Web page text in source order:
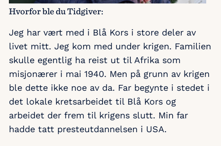
Hvorfor ble du Tidgiver:
Jeg har vært med i Blå Kors i store deler av
livet mitt. Jeg kom med under krigen. Familien
skulle egentlig ha reist ut til Afrika som
misjonærer i mai 1940. Men på grunn av krigen
ble dette ikke noe av da. Far begynte i stedet i
det lokale kretsarbeidet til Blå Kors og
arbeidet der frem til krigens slutt. Min far
hadde tatt presteutdannelsen i USA.